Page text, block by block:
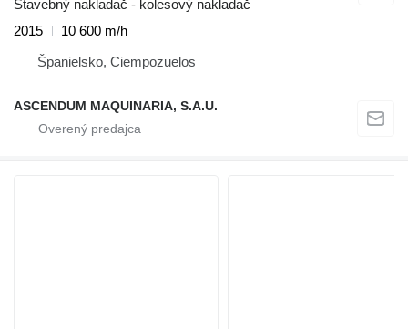
Stavebný nakladač - kolesový nakladač
2015
10 600 m/h
Španielsko, Ciempozuelos
ASCENDUM MAQUINARIA, S.A.U.